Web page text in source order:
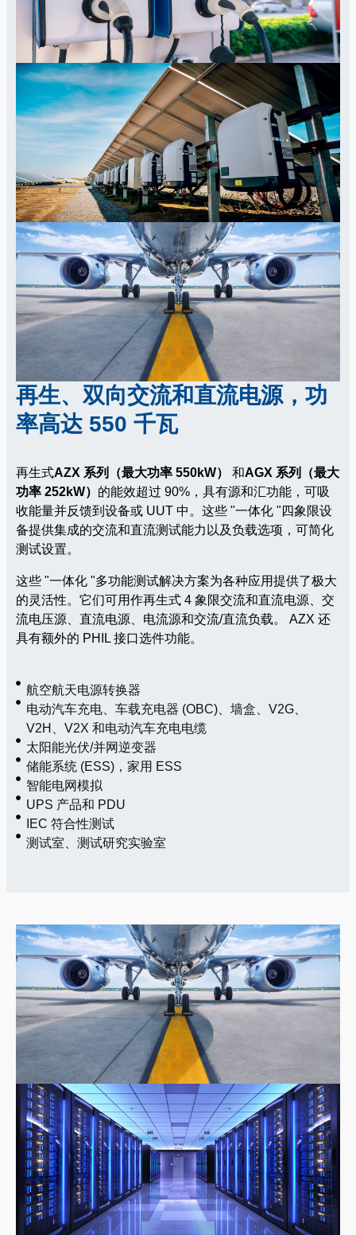
再生、双向交流和直流电源，功
率高达 550 千瓦
再生式AZX 系列（最大功率 550kW） 和AGX 系列（最大
功率 252kW） 的能效超过 90%，具有源和汇功能，可吸
收能量并反馈到设备或 UUT 中。这些 "一体化 "四象限设
备提供集成的交流和直流测试能力以及负载选项，可简化
测试设置。
这些 "一体化 "多功能测试解决方案为各种应用提供了极大
的灵活性。它们可用作再生式 4 象限交流和直流电源、交
流电压源、直流电源、电流源和交流/直流负载。 AZX 还
具有额外的 PHIL 接口选件功能。
航空航天电源转换器
电动汽车充电、车载充电器 (OBC)、墙盒、V2G、
V2H、V2X 和电动汽车充电电缆
太阳能光伏/并网逆变器
储能系统 (ESS)，家用 ESS
智能电网模拟
UPS 产品和 PDU
IEC 符合性测试
测试室、测试研究实验室